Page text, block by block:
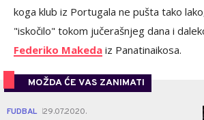
koga klub iz Portugala ne pušta tako
"iskočilo" tokom jučerašnjeg dana i
Federiko Makeda iz Panatinaikosa.
MOŽDA ĆE VAS ZANIMATI
FUDBAL 29.07.2020.